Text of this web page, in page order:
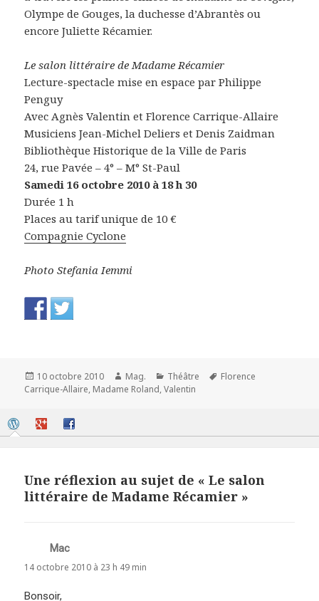
Olympe de Gouges, la duchesse d’Abrantès ou
encore Juliette Récamier.
Le salon littéraire de Madame Récamier
Lecture-spectacle mise en espace par Philippe
Penguy
Avec Agnès Valentin et Florence Carrique-Allaire
Musiciens Jean-Michel Deliers et Denis Zaidman
Bibliothèque Historique de la Ville de Paris
24, rue Pavée – 4° – M° St-Paul
Samedi 16 octobre 2010 à 18 h 30
Durée 1 h
Places au tarif unique de 10 €
Compagnie Cyclone
Photo Stefania Iemmi
Publié
le
10 octobre 2010 Auteur
Mag. Catégories
Théâtre
Mots-
Florence
Carrique-Allaire, Madame Roland,Valentin
Une réflexion au sujet de « Le salon
littéraire de Madame Récamier »
Mac
14 octobre 2010 à 23 h 49 min
Bonsoir,